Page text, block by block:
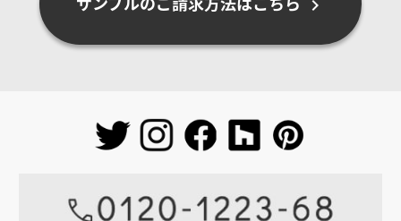
chevron_right